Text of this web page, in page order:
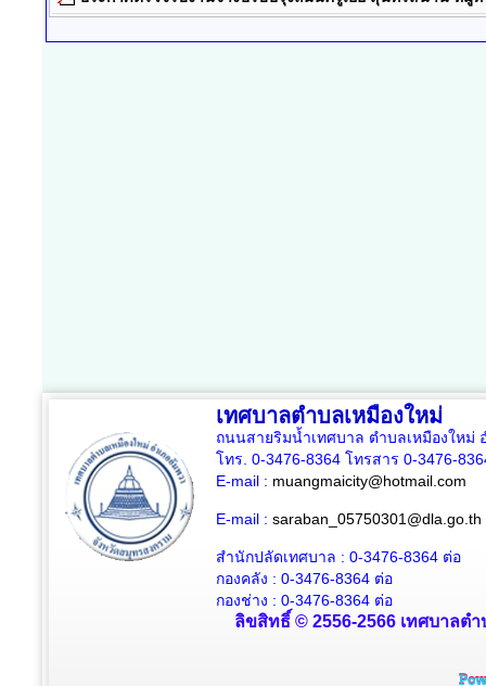
เทศบาลตำบลเหมืองใหม่
ถนนสายริมน้ำเทศบาล ตำบลเหมืองใหม่
โทร. 0-3476-8364 โทรสาร 0-3476-
E-mail : muangmaicity@hotmail.com
E-mail : saraban_05750301@dla.go.th
สำนักปลัดเทศบาล : 0-3476-8364 ต่อ
กองคลัง : 0-3476-8364 ต่อ
กองช่าง : 0-3476-8364 ต่อ
ลิขสิทธิ์ © 2556-2566 เทศบาลต